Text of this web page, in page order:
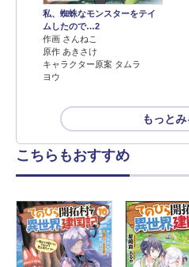
私、蜘蛛なモンスターをテイ
ムしたので…2
作画 さんねこ
原作 あきさけ
キャラクター原案 タムラ
ヨウ
もっとみ
こちらもおすすめ